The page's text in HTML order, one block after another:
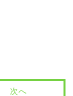
次へ